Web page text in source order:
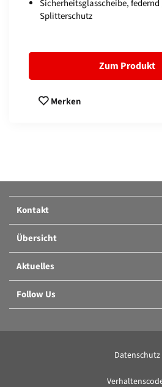
Sicherheitsglasscheibe,
Splitterschutz
Zum Produkt
Merken
Produkte vergleichen:
Oder ein weiteres Produkt hinzufügen.
Kontakt
Übersicht
Aktuelles
Follow Us
Datenschutz